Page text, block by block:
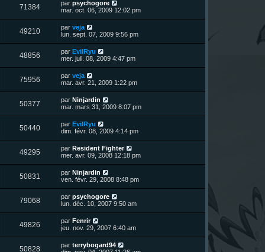
a
g
e
s
m
e
s
s
a
g
e
s
i
e
r
m
e
s
s
a
g
e
71384V
u
s
D
e
i
e
r
m
e
s
s
a
g
e
par psychogore
mar. oct. 06, 2009 12:02 pm
49210V
u
s
D
e
i
e
r
m
e
s
s
a
g
e
par veja
lun. sept. 07, 2009 9:56 pm
48856V
u
s
D
e
i
e
r
m
e
s
s
a
g
e
par EvilRyu
mer. juil. 08, 2009 4:47 pm
75956V
u
s
D
e
i
e
r
m
e
s
s
a
g
e
par veja
mar. avr. 21, 2009 1:22 pm
50377V
u
s
D
e
i
e
r
m
e
s
s
a
g
e
par Ninjardin
mar. mars 31, 2009 8:07 pm
50440V
u
D
e
i
e
r
m
e
s
s
a
g
e
par EvilRyu
dim. févr. 08, 2009 4:14 pm
49295V
u
s
D
e
i
e
r
m
e
s
s
a
g
e
par Resident Fighter
mer. avr. 09, 2008 12:18 pm
50831
u
s
D
e
i
e
r
m
e
s
s
a
par Ninjardin
ven. févr. 29, 2008 8:48 pm
79068V
u
s
D
e
i
e
r
m
par psychogore
lun. déc. 10, 2007 9:50 am
49826V
u
D
e
i
par Fenrir
jeu. nov. 29, 2007 6:40 am
50828V
D
par terrybogard94